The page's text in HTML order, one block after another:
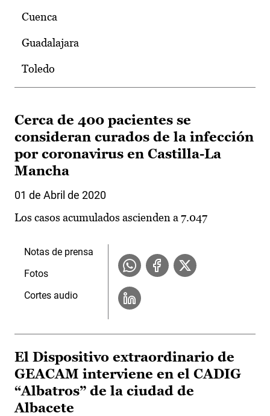
Cuenca
Guadalajara
Toledo
Cerca de 400 pacientes se
consideran curados de la infección
por coronavirus en Castilla-La
Mancha
01 de Abril de 2020
Los casos acumulados ascienden a 7.047
Notas de prensa
Fotos
Cortes audio
El Dispositivo extraordinario de
GEACAM interviene en el CADIG
“Albatros” de la ciudad de
Albacete